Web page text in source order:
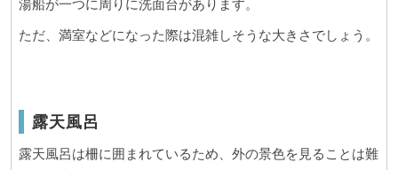
湯船が一つに周りに洗面台があります。
ただ、満室などになった際は混雑しそうな大きさでしょう。
露天風呂
露天風呂は柵に囲まれているため、外の景色を見ることは難